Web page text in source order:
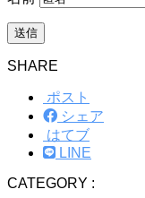
SHARE
ポスト
シェア
はてブ
LINE
CATEGORY :